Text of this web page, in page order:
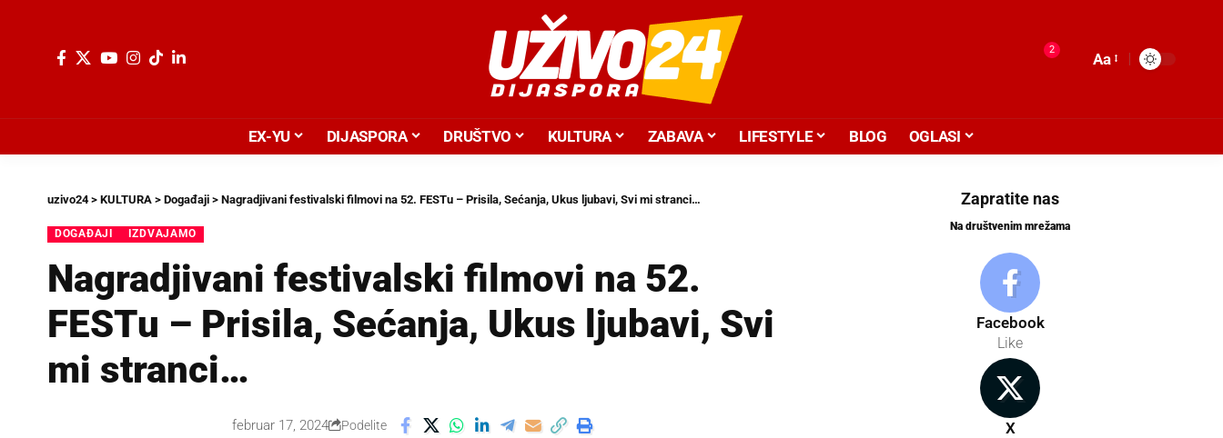
2
Aa
EX-YU DIJASPORA DRUŠTVO KULTURA ZABAVA LIFESTYLE BLOG OGLASI
uzivo24> KULTURA > Događaji > Nagradjivani festivalski filmovi na 52. FESTu – Prisila, Sećanja, Ukus ljubavi, Svi mi stranci…
DOGAĐAJI IZDVAJAMO
Nagradjivani festivalski filmovi na 52.
FESTu – Prisila, Sećanja, Ukus ljubavi, Svi
mi stranci…
februar 17, 2024 Podelite
Zapratite nas
Na društvenim mrežama
Facebook
Like
X